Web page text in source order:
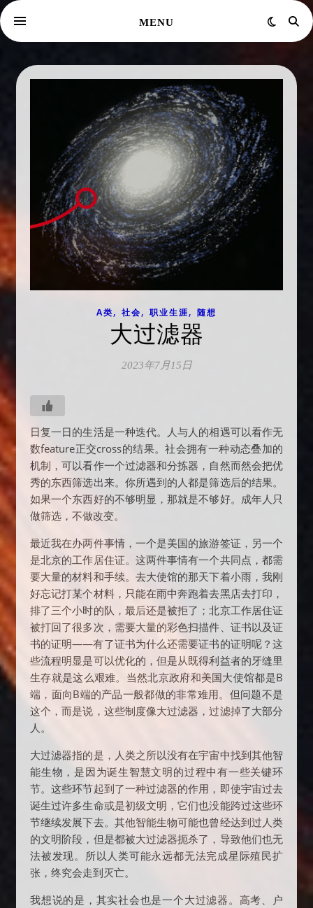
MENU
A类, 社会, 职业生涯, 随想
大过滤器
2023年7月15日
日复一日的生活是一种迭代。人与人的相遇可以看作无
数feature正交cross的结果。社会拥有一种动态叠加的
机制，可以看作一个过滤器和分拣器，自然而然会把优
秀的东西筛选出来。你所遇到的人都是筛选后的结果。
如果一个东西好的不够明显，那就是不够好。成年人只
做筛选，不做改变。
最近我在办两件事情，一个是美国的旅游签证，另一个
是北京的工作居住证。这两件事情有一个共同点，都需
要大量的材料和手续。去大使馆的那天下着小雨，我刚
好忘记打某个材料，只能在雨中奔跑着去黑店去打印，
排了三个小时的队，最后还是被拒了；北京工作居住证
被打回了很多次，需要大量的彩色扫描件、证书以及证
书的证明——有了证书为什么还需要证书的证明呢？这
些流程明显是可以优化的，但是从既得利益者的牙缝里
生存就是这么艰难。当然北京政府和美国大使馆都是B
端，面向B端的产品一般都做的非常难用。但问题不是
这个，而是说，这些制度像大过滤器，过滤掉了大部分
人。
大过滤器指的是，人类之所以没有在宇宙中找到其他智
能生物，是因为诞生智慧文明的过程中有一些关键环
节。这些环节起到了一种过滤器的作用，即使宇宙过去
诞生过许多生命或是初级文明，它们也没能跨过这些环
节继续发展下去。其他智能生物可能也曾经达到过人类
的文明阶段，但是都被大过滤器扼杀了，导致他们也无
法被发现。所以人类可能永远都无法完成星际殖民扩
张，终究会走到灭亡。
我想说的是，其实社会也是一个大过滤器。高考、户